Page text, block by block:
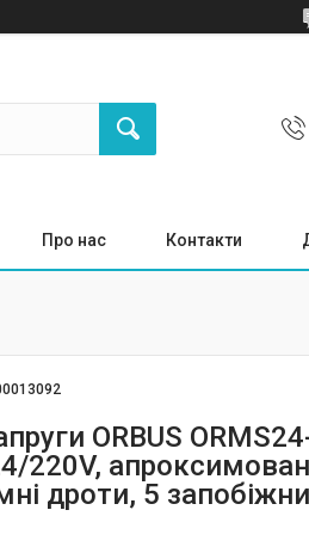
Про нас Контакти
ORBUS
220V,
дроти, 5